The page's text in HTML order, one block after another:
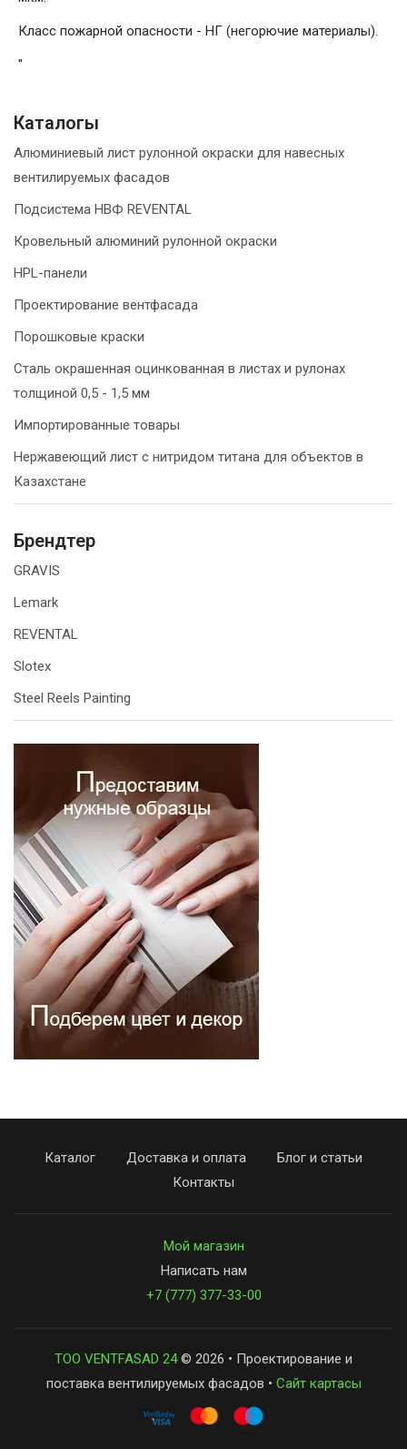
Класс пожарной опасности - НГ (негорючие материалы).
"
Каталогы
Алюминиевый лист рулонной окраски для навесных
вентилируемых фасадов
Подсистема НВФ REVENTAL
Кровельный алюминий рулонной окраски
HPL-панели
Проектирование вентфасада
Порошковые краски
Сталь окрашенная оцинкованная в листах и рулонах
толщиной 0,5 - 1,5 мм
Импортированные товары
Нержавеющий лист с нитридом титана для объектов в
Казахстане
Брендтер
GRAVIS
Lemark
REVENTAL
Slotex
Steel Reels Painting
Каталог Доставка и оплата
Блог и статьи
Контакты
Мой магазин
Написать нам
+7 (777) 377-33-00
ТОО VENTFASAD 24© 2026 • Проектирование и
поставка вентилируемых фасадов • Сайт картасы